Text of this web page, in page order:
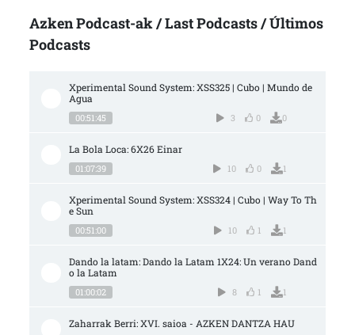
Azken Podcast-ak / Last Podcasts / Últimos
Podcasts
Xperimental Sound System: XSS325 | Cubo | Mundo de
Agua
00:51:45 3 0 0
La Bola Loca: 6X26 Einar
01:07:39 10 0 1
Xperimental Sound System: XSS324 | Cubo | Way To Th
e Sun
00:51:00 10 1 1
Dando la latam: Dando la Latam 1X24: Un verano Dand
o la Latam
01:00:02 8 1 1
Zaharrak Berri: XVI. saioa - AZKEN DANTZA HAU